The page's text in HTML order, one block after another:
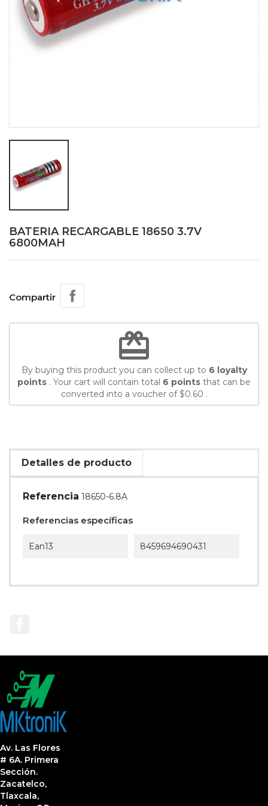
BATERIA RECARGABLE 18650 3.7V
6800MAH
Compartir
redeem
By buying this product you can collect up to 6 loyalty
points . Your cart will contain total 6 points that can be
converted into a voucher of$0.60 .
Detalles de producto
Referencia 18650-6.8A
Referencias específicas
Ean13 8459694690431
Av. Las Flores
# 6A. Primera
Sección.
Zacatelco,
Tlaxcala,